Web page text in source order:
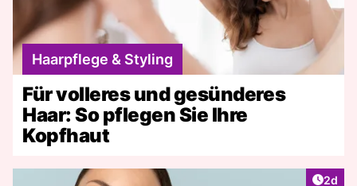
Haarpflege & Styling
Für volleres und gesünderes
Haar: So pflegen Sie Ihre
Kopfhaut
2d